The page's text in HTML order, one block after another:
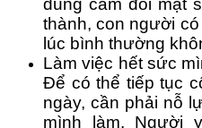
dũng cảm đối mặt
thành, con người
lúc bình thường
Làm việc hết sức
Để có thể tiếp tục
ngày, cần phải nỗ
mình làm. Người